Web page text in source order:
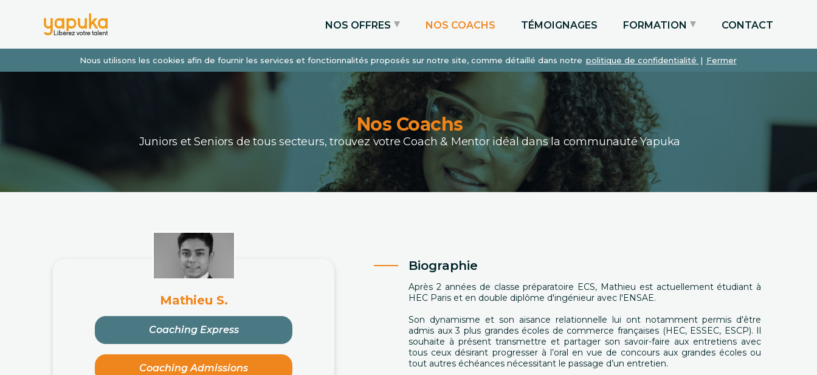
Nous utilisons les cookies afin de fournir les services et fonctionnalités proposés sur notre site, comme détaillé dans notre politique de confidentialité | Fermer
NOS OFFRES
Coaching Express
Coaching Admissions
Coaching Sur-mesure
NOS COACHS TÉMOIGNAGES FORMATION
Particuliers via le CPF
Etudiants
Entreprises
CONTACT
Nos Coachs
Juniors et Seniors de tous secteurs, trouvez votre Coach & Mentor idéal dans la communauté Yapuka
Mathieu S.
Coaching Express
Coaching Admissions
Biographie
Après 2 années de classe préparatoire ECS, Mathieu est actuellement étudiant à
HEC Paris et en double diplôme d'ingénieur avec l'ENSAE.
Son dynamisme et son aisance relationnelle lui ont notamment permis d'être
admis aux 3 plus grandes écoles de commerce françaises (HEC, ESSEC, ESCP). Il
souhaite à présent transmettre et partager son savoir-faire aux entretiens avec
tous ceux désirant progresser à l’oral en vue de concours aux grandes écoles ou
tout autres échéances nécessitant le passage d’un entretien.